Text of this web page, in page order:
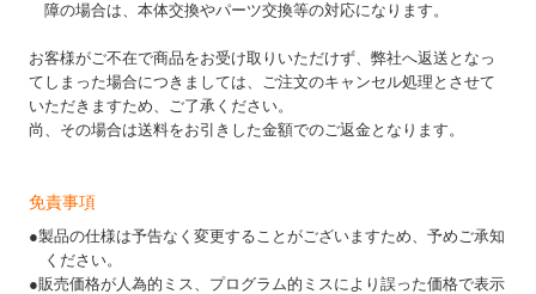
障の場合は、本体交換やパーツ交換等の対応になります。
お客様がご不在で商品をお受け取りいただけず、弊社へ返送となっ
てしまった場合につきましては、ご注文のキャンセル処理とさせて
いただきますため、ご了承ください。
尚、その場合は送料をお引きした金額でのご返金となります。
免責事項
●製品の仕様は予告なく変更することがございますため、予めご承知
ください。
●販売価格が人為的ミス、プログラム的ミスにより誤った価格で表示